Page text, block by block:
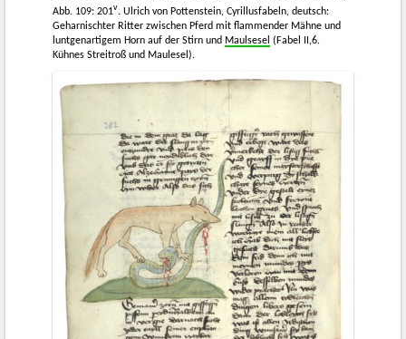
Abb. 109: 201v. Ulrich von Pottenstein, Cyrillusfabeln, deutsch:
Geharnischter Ritter zwischen Pferd mit flammender Mähne und
luntgenartigem Horn auf der Stirn und Maulsesel (Fabel II,6.
Kühnes Streitroß und Maulesel).